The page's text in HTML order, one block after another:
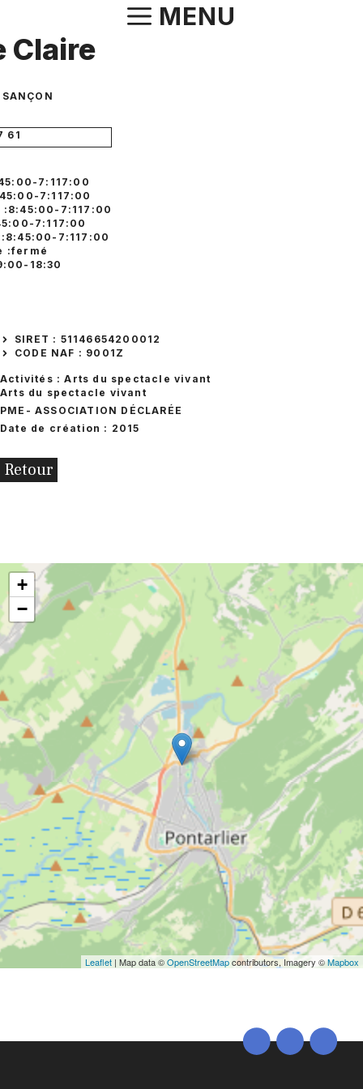
contenu
MENU
Claire
61
7:117:00
7:117:00
7:117:00
7:117:00
7:117:00
:fermé
18:30
SIRET : 51146654200012
CODE NAF : 9001Z
Activités : Arts du spectacle vivant
Arts du spectacle vivant
PME - ASSOCIATION DÉCLARÉE
Date de création : 2015
Retour
+
−
Leaflet | Map data ©OpenStreetMapcontributors, Imagery ©Mapbox